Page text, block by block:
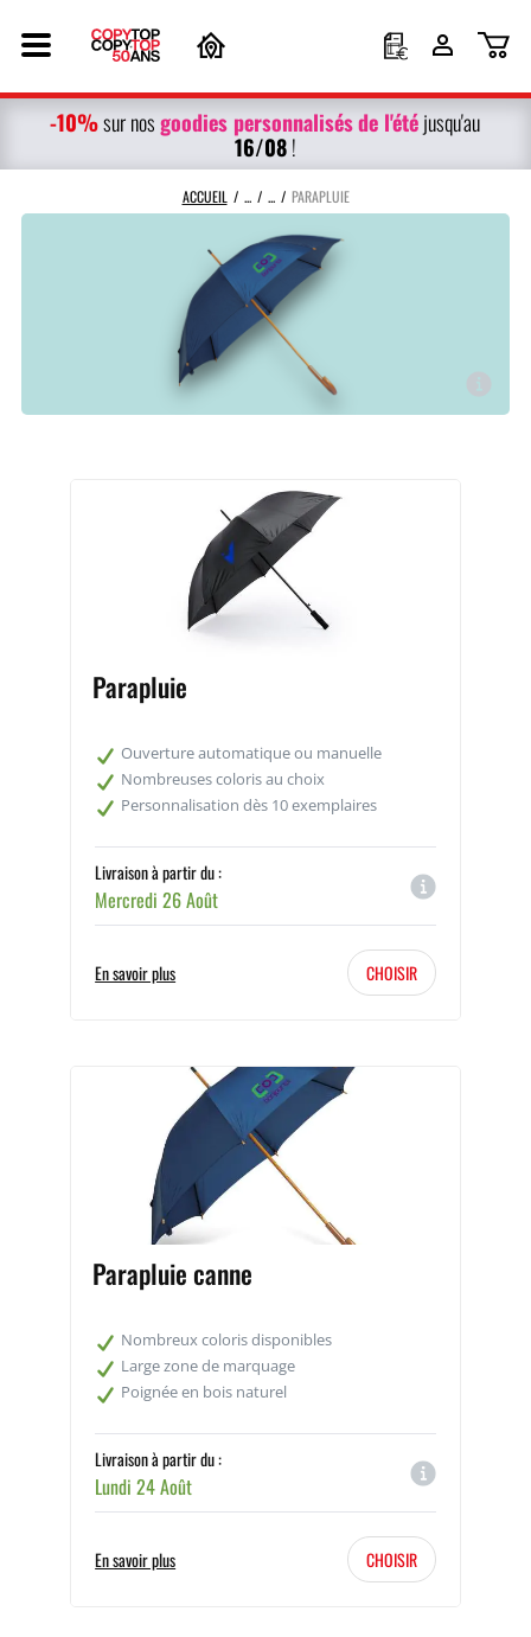
-10%sur nosgoodies personnalisésde l'étéjusqu'au
16/08!
ACCUEIL PARAPLUIE
Ajoutez votre logo ou le nom de votre marque sur votre
parapluie, pour améliorer votre visibilité même sous les
averses.
Avec COPYTOP, protégez-vous des intempéries avec
style ! Un support de communication utile et facile à
utiliser. Grâce au parapluie personnalisable, les journées
Parapluie
Ouverture automatique ou manuelle
Nombreuses coloris au choix
Personnalisation dès 10 exemplaires
Livraison à partir du :
Mercredi 26 Août
En savoir plus CHOISIR
Parapluie canne
Nombreux coloris disponibles
Large zone de marquage
Poignée en bois naturel
Livraison à partir du :
Lundi 24 Août
En savoir plus CHOISIR